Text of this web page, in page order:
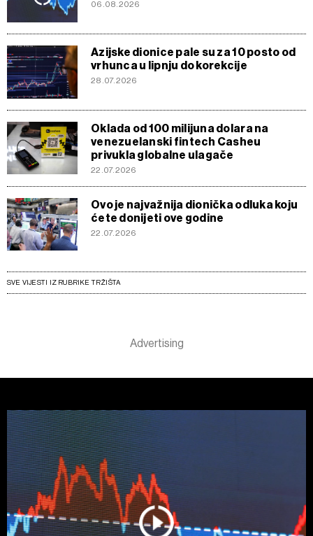
06.08.2026
Azijske dionice pale su za 10 posto od
vrhunca u lipnju do korekcije
28.07.2026
Oklada od 100 milijuna dolara na
venezuelanski fintech Casheu
privukla globalne ulagače
22.07.2026
Ovo je najvažnija dionička odluka koju
ćete donijeti ove godine
22.07.2026
SVE VIJESTI IZ RUBRIKE TRŽIŠTA